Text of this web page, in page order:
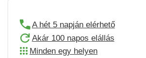
A hét 5 napján elérhető
Akár 100 napos elállás
Minden egy helyen